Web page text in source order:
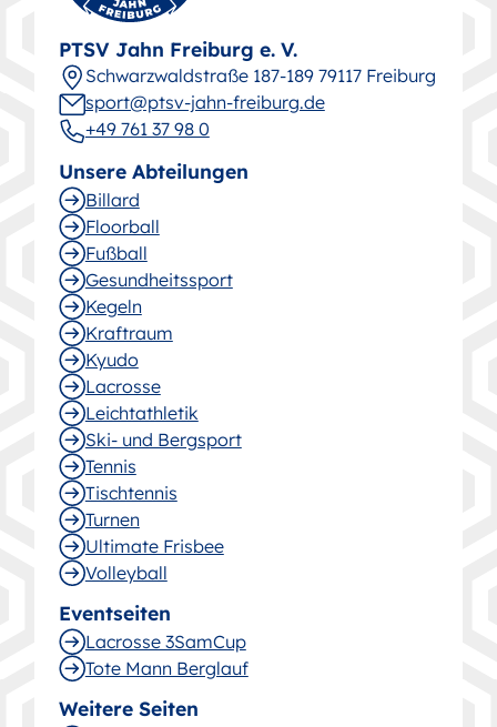
PTSV Jahn Freiburg e. V.
Schwarz­wald­straße 187-189 79117 Freiburg
sport@ptsv-jahn-freiburg.de
+49 761 37 98 0
Unsere Abteilungen
Billard
Floorball
Fußball
Gesund­heitssport
Kegeln
Kraftraum
Kyudo
Lacrosse
Leichtathletik
Ski- und Bergsport
Tennis
Tischtennis
Turnen
Ultimate Frisbee
Volleyball
Eventseiten
Lacrosse 3SamCup
Tote Mann Berglauf
Weitere Seiten